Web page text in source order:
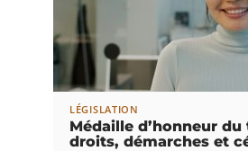
LÉGISLATION
Médaille d’honneur du
droits, démarches et